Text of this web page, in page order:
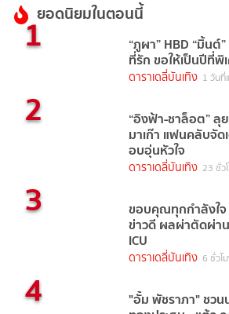
ยอดนิยมในตอนนี้
1 “ภูผา” HBD “มิ้นต์
ที่รัก ขอให้เป็นปีที่พิ
ดาราเดลี่บันเทิง 1 วันที่
2 “อิงฟ้า-ชาล็อต”
มาเก๊า แฟนคลับจัด
อบอุ่นหัวใจ
ดาราเดลี่บันเทิง 23 ชั่ว
3 ขอบคุณทุกกำลังใจ
ข่าวดี ผลผ่าตัดผ่า
ICU
ดาราเดลี่บันเทิง 6 ชั่วโ
4 "อั้ม พัชราภา" ชวน